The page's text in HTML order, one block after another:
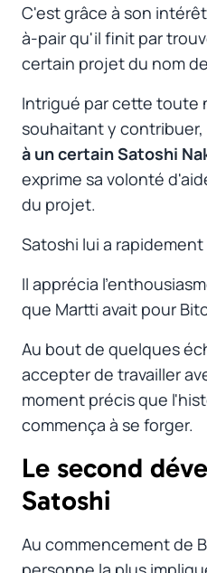
C'est grâce à son
à-pair qu'il finit par
certain projet du nom
Intrigué par cette toute
souhaitant y contribuer,
à un certain Satoshi
exprime sa volonté
du projet.
Satoshi lui a
Il apprécia
que Martti avait pour
Au bout de quelques
accepter de travailler
moment précis que
commença à se forger.
Le second
Satoshi
Au commencement de